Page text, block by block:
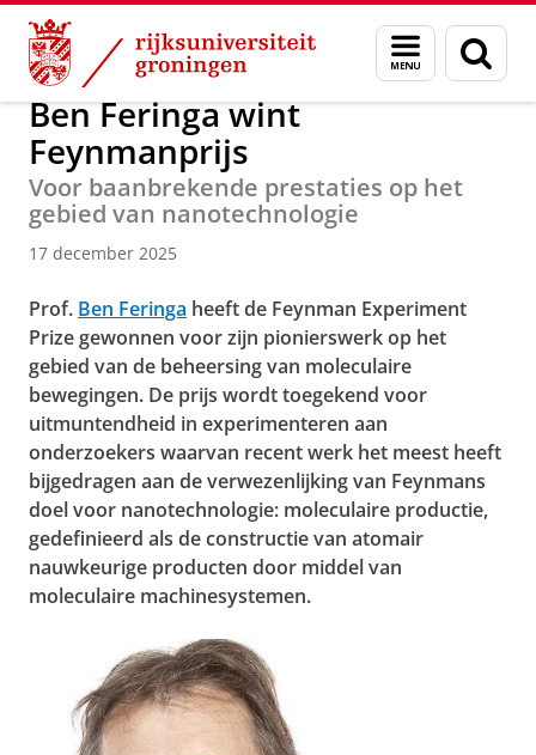
Skip
Content
Skip
Navigation
Menu
en
zoeken
Over ons Faculty of Science and Engineering Nieuws
Ben Feringa wint
Feynmanprijs
Voor baanbrekende prestaties op het
gebied van nanotechnologie
17 december 2025
Prof. Ben Feringa heeft de Feynman Experiment
Prize gewonnen voor zijn pionierswerk op het
gebied van de beheersing van moleculaire
bewegingen. De prijs wordt toegekend voor
uitmuntendheid in experimenteren aan
onderzoekers waarvan recent werk het meest heeft
bijgedragen aan de verwezenlijking van Feynmans
doel voor nanotechnologie: moleculaire productie,
gedefinieerd als de constructie van atomair
nauwkeurige producten door middel van
moleculaire machinesystemen.